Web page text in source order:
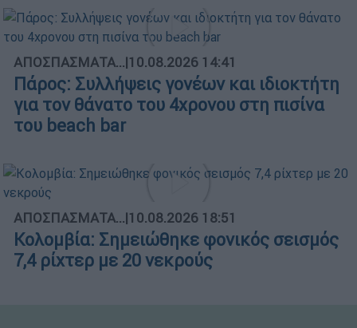
ΑΠΟΣΠΑΣΜΑΤΑ...|10.08.2026 14:41
Πάρος: Συλλήψεις γονέων και ιδιοκτήτη
για τον θάνατο του 4χρονου στη πισίνα
του beach bar
ΑΠΟΣΠΑΣΜΑΤΑ...|10.08.2026 18:51
Κολομβία: Σημειώθηκε φονικός σεισμός
7,4 ρίχτερ με 20 νεκρούς